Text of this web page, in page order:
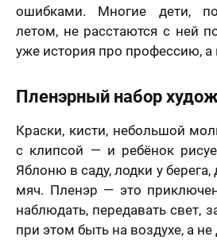
ошибками. Многие дети,
летом, не расстаются с ней
уже история про профессию, а
Пленэрный набор
Краски, кисти, небольшой
с клипсой — и ребёнок
Яблоню в саду, лодки у
мяч. Пленэр — это
наблюдать, передавать свет,
при этом быть на воздухе, а